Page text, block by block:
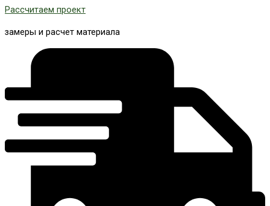
Рассчитаем проект
замеры и расчет материала